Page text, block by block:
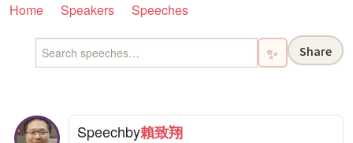
Home Speakers Speeches
✨ Share
Speechby賴致翔